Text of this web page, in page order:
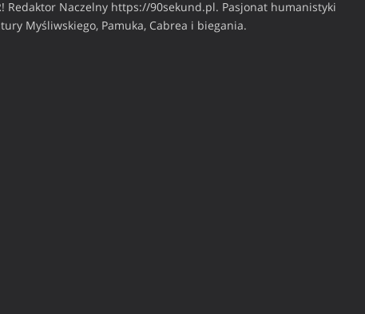
Redaktor Naczelny https://90sekund.pl. Pasjonat humanistyki
Myśliwskiego, Pamuka, Cabrea i biegania.